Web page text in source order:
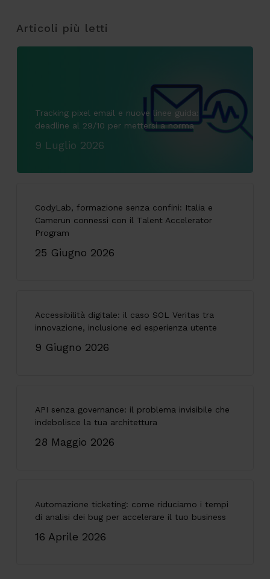
Articoli più letti
Tracking pixel email e nuove linee guida:
deadline al 29/10 per mettersi a norma
9 Luglio 2026
CodyLab, formazione senza confini: Italia e
Camerun connessi con il Talent Accelerator
Program
25 Giugno 2026
Accessibilità digitale: il caso SOL Veritas tra
innovazione, inclusione ed esperienza utente
9 Giugno 2026
API senza governance: il problema invisibile che
indebolisce la tua architettura
28 Maggio 2026
Automazione ticketing: come riduciamo i tempi
di analisi dei bug per accelerare il tuo business
16 Aprile 2026